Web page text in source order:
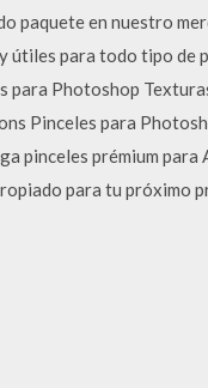
paquete en nuestro
útiles para todo tipo de
Photoshop
Pinceles para
pinceles prémium
para tu próximo